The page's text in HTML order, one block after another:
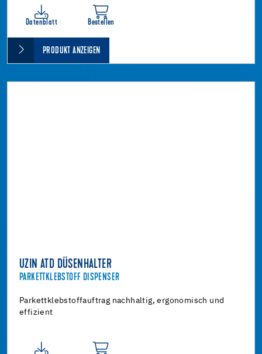
Datenblatt Bestellen
PRODUKT ANZEIGEN
UZIN ATD DÜSENHALTER
PARKETTKLEBSTOFF DISPENSER
Parkettklebstoffauftrag nachhaltig, ergonomisch und
effizient